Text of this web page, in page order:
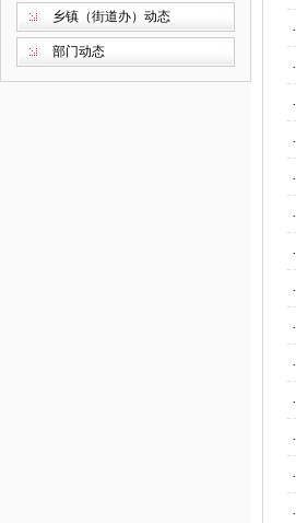
乡镇（街道办）动态
部门动态
·
·
·
·
·
·
·
·
·
·
·
·
·
·